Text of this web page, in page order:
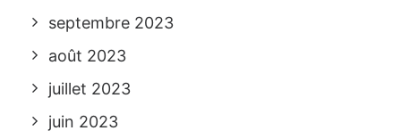
septembre 2023
août 2023
juillet 2023
juin 2023